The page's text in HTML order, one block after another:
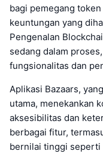
bagi pemegang
keuntungan yang
Pengenalan
sedang dalam
fungsionalitas dan
Aplikasi Bazaars,
utama, menekankan
aksesibilitas dan
berbagai fitur,
bernilai tinggi